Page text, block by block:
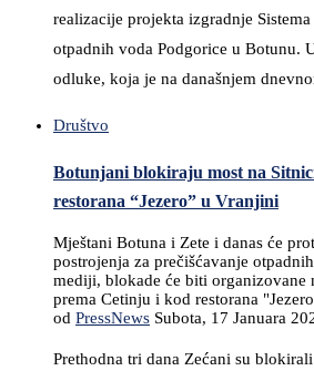
realizacije projekta izgradnje
otpadnih voda Podgorice u Botunu.
odluke, koja je na današnjem
Društvo
Botunjani blokiraju most na
restorana “Jezero” u Vranjini
Mještani Botuna i Zete i danas će
postrojenja za prečišćavanje
mediji, blokade će biti organizovane
prema Cetinju i kod restorana
od PressNews Subota, 17 Januara
Prethodna tri dana Zećani su